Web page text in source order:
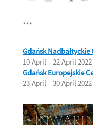
***
Gdańsk
10 April – 22 April 2022
Gdańsk Europejskie
23 April – 30 April 2022